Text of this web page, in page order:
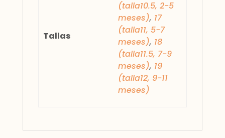
Tallas
(talla10.5, 2-5
meses), 17
(talla11, 5-7
meses), 18
(talla11.5, 7-9
meses), 19
(talla12, 9-11
meses)